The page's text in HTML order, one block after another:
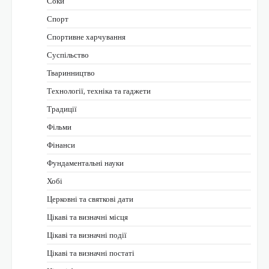
Спорт
Спортивне харчування
Суспільство
Тваринництво
Технології, техніка та гаджети
Традиції
Фільми
Фінанси
Фундаментальні науки
Хобі
Церковні та святкові дати
Цікаві та визначні місця
Цікаві та визначні події
Цікаві та визначні постаті